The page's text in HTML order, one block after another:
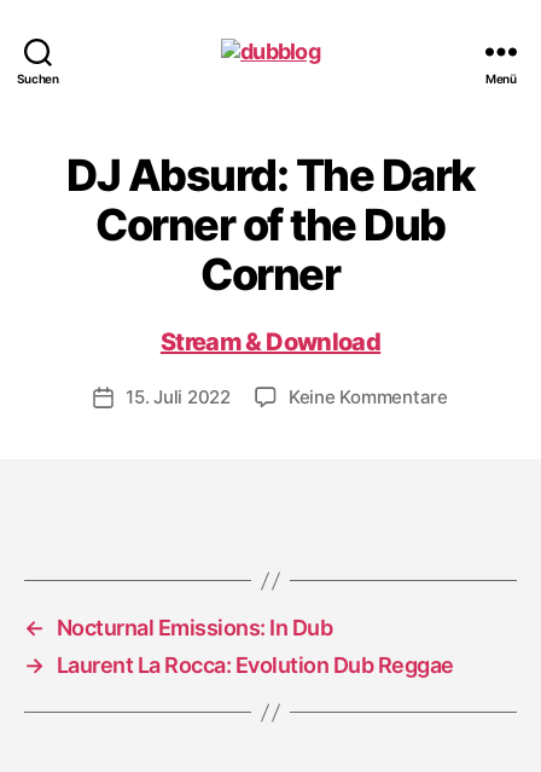
Suchen Menü
DJ Absurd: The Dark
Corner of the Dub
Corner
Stream & Download
Veröffentlichungsdatum
15. Juli 2022 Keine Kommentarezu
the
←
Nocturnal Emissions: In Dub
→ Laurent La Rocca: Evolution Dub Reggae